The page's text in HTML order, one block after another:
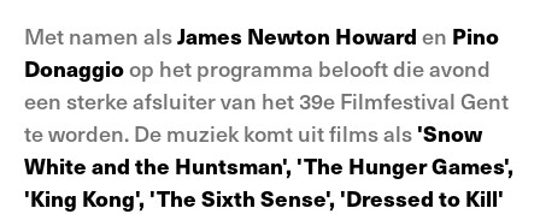
Met namen alsJames Newton Howard en Pino
Donaggioop het programma belooft die avond
een sterke afsluiter van het 39e Filmfestival Gent
te worden. De muziek komt uit films als 'Snow
White and the Huntsman', 'The Hunger Games',
'King Kong', 'The Sixth Sense', 'Dressed to Kill'